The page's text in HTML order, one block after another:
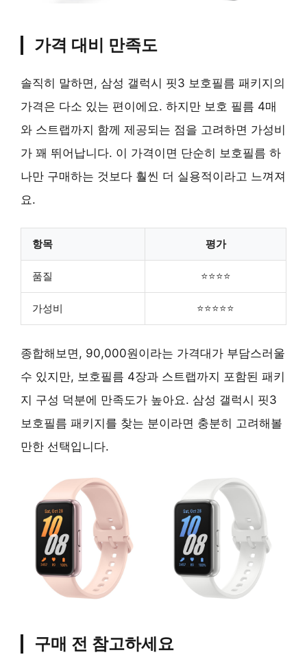
가격 대비 만족도
솔직히 말하면, 삼성 갤럭시 핏3 보호필름 패키지의
가격은 다소 있는 편이에요. 하지만 보호 필름 4매
와 스트랩까지 함께 제공되는 점을 고려하면 가성비
가 꽤 뛰어납니다. 이 가격이면 단순히 보호필름 하
나만 구매하는 것보다 훨씬 더 실용적이라고 느껴져
요.
항목 평가
품질 ⭐⭐⭐⭐
가성비 ⭐⭐⭐⭐⭐
종합해보면, 90,000원이라는 가격대가 부담스러울
수 있지만, 보호필름 4장과 스트랩까지 포함된 패키
지 구성 덕분에 만족도가 높아요. 삼성 갤럭시 핏3
보호필름 패키지를 찾는 분이라면 충분히 고려해볼
만한 선택입니다.
구매 전 참고하세요